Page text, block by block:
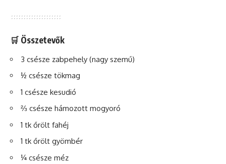
🛒 Összetevők
3 csésze zabpehely (nagy szemű)
½ csésze tökmag
1 csésze kesudió
⅔ csésze hámozott mogyoró
1 tk őrölt fahéj
1 tk őrölt gyömbér
¼ csésze méz